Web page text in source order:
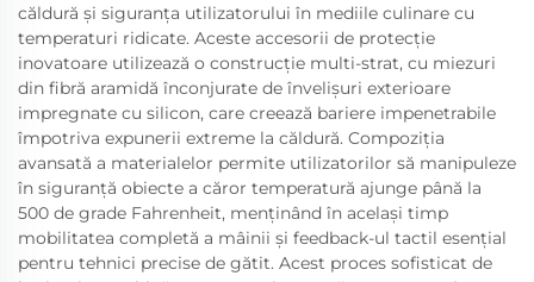
căldură și siguranța utilizatorului în mediile culinare cu
temperaturi ridicate. Aceste accesorii de protecție
inovatoare utilizează o construcție multi-strat, cu miezuri
din fibră aramidă înconjurate de învelișuri exterioare
impregnate cu silicon, care creează bariere impenetrabile
împotriva expunerii extreme la căldură. Compoziția
avansată a materialelor permite utilizatorilor să manipuleze
în siguranță obiecte a căror temperatură ajunge până la
500 de grade Fahrenheit, menținând în același timp
mobilitatea completă a mâinii și feedback-ul tactil esențial
pentru tehnici precise de gătit. Acest proces sofisticat de